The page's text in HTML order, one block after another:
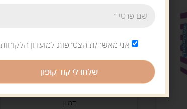
דמיון
אני מאשר/ת הצטרפות למועדון הלקוחות
שלחו לי קוד קופון